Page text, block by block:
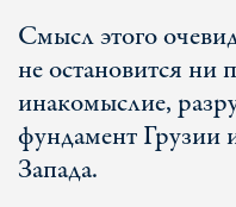
Смысл этого
не остановится ни
инакомыслие,
фундамент Грузии
Запада.